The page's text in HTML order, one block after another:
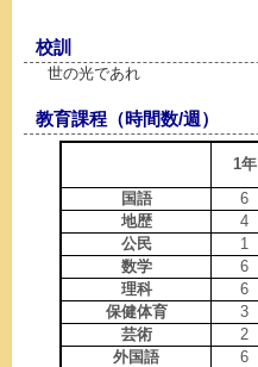
校訓
世の光であれ
教育課程（時間数/週）
1年
国語
6
地歴
4
公民
1
数学
6
理科
6
保健体育
3
芸術
2
外国語
6